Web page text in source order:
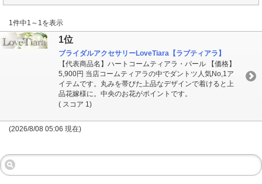
1件中1～1を表示
1位
ブライダルアクセサリーLoveTiara【ラブティアラ】
【代表商品名】ハートコームティアラ・パール 【価格】
5,900円 当店コームティアラの中でダントツ人気No,1ア
イテムです。丸みを帯びた上品なデザインで着けると上
品花嫁様に。中央のお花がポイントです。
( スコア 1)
(2026/8/08 05:06 現在)